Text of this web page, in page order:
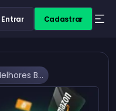
Entrar Cadastrar
6 Melhores Bicos Relacionados à Música para Músicos (por um Músico)